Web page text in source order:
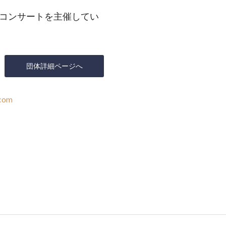
ンサートを主催してい
団体詳細ページへ